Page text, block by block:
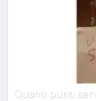
Quanti punti